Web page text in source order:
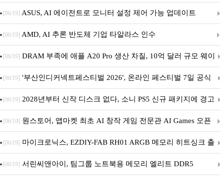
아의 용사’ 재개최 및 풍성한 기념 이벤트 실시!
[06/19] ASUS, AI 에이전트로 모니터 설정 제어 가능 업데이트
[06/19] AMD, AI 추론 반도체 기업 타알라스 인수
[06/19] DRAM 부족에 애플 A20 Pro 생산 차질, 10억 달러 규모 웨이
퍼 대기
[06/19] '부산인디커넥트페스티벌 2026', 온라인 페스티벌 7일 공식
개막... 22일간 진행
[06/19] 2028년부터 신작 디스크 없다, 소니 PS5 신규 패키지에 경고
문 추가
[06/19] 원스토어, 앱마켓 최초 AI 창작 게임 전문관 AI Games 오픈
[06/19] 마이크로닉스, EZDIY-FAB RH01 ARGB 메모리 히트싱크 출
시
[06/19] 서린씨앤아이, 팀그룹 노트북용 메모리 엘리트 DDR5